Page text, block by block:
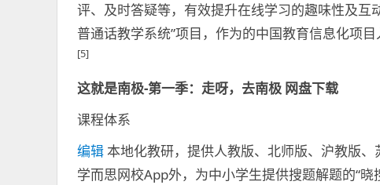
评、及时答疑等，有效提升在线学习的趣味性及互
普通话教学系统”项目，作为的中国教育信息化项
[5]
这就是南极-第一季：走呀，去南极 网盘下载
课程体系
编辑本地化教研，提供人教版、北师版、沪教版、
学而思网校App外，为中小学生提供搜题解题的“晓